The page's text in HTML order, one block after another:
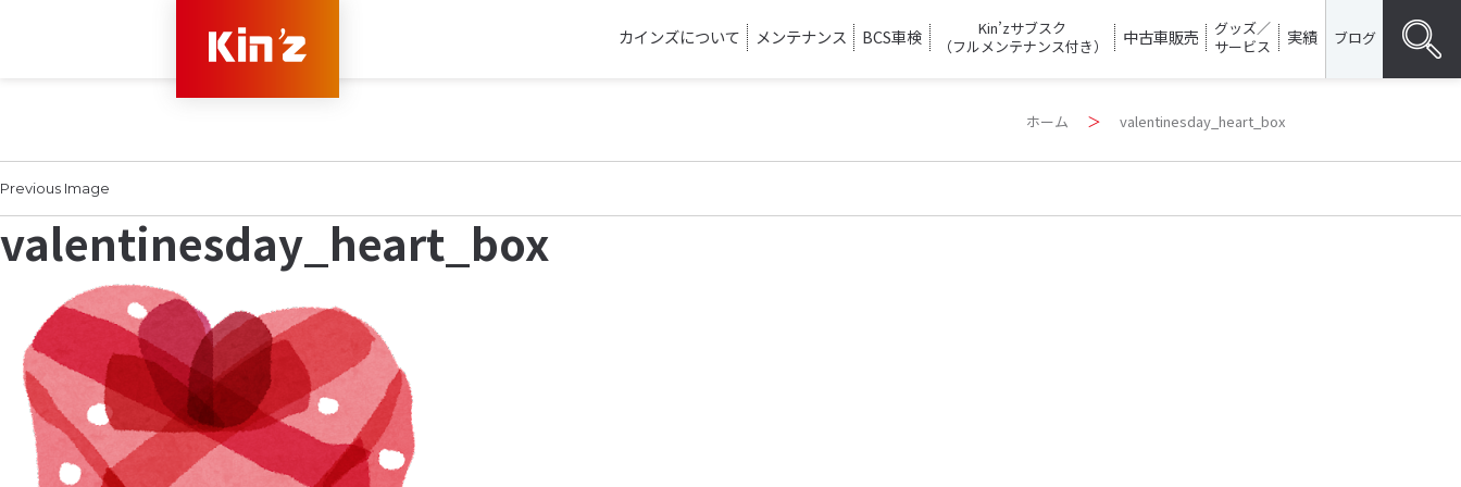
カインズについて メンテナンス BCS車検
Kin’zサブスク
（フルメンテナンス付き）
中古車販売
グッズ／
サービス
実績 ブログ
ホーム ＞ valentinesday_heart_box
Previous Image
valentinesday_heart_box